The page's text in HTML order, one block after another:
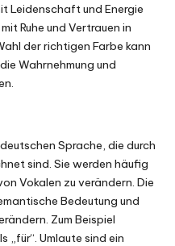
Leidenschaft und Energie
Ruhe und Vertrauen in
der richtigen Farbe kann
Wahrnehmung und
Sprache, die durch
sind. Sie werden häufig
Vokalen zu verändern. Die
Bedeutung und
Zum Beispiel
„für“. Umlaute sind ein